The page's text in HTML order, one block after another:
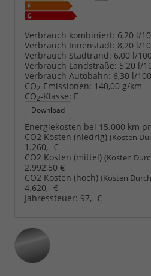
Verbrauch kombiniert: 6,20 l/
Verbrauch Innenstadt: 8,20 l/
Verbrauch Stadtrand: 6,00 l/
Verbrauch Landstraße: 5,20 l/
Verbrauch Autobahn: 6,30 l/
CO2-Emissionen: 140,00 g/km
CO2-Klasse: E
Download
Energiekosten bei 15.000 km
CO2 Kosten (niedrig) (Kosten
1.260,- €
CO2 Kosten (mittel) (Kosten
2.992,50 €
CO2 Kosten (hoch) (Kosten
4.620,- €
Jahressteuer: 97,- €